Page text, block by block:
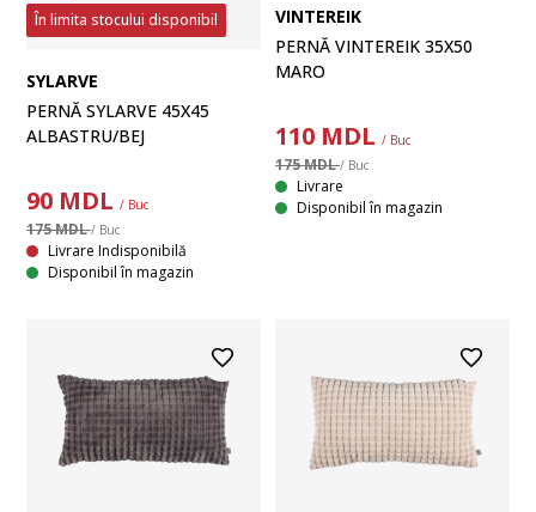
În limita stocului disponibil
SYLARVE
PERNĂ SYLARVE 45X45
ALBASTRU/BEJ
90 MDL / Buc
175 MDL/ Buc
Livrare Indisponibilă
Disponibil în magazin
VINTEREIK
PERNĂ VINTEREIK 35X50
MARO
110 MDL / Buc
175 MDL/ Buc
Livrare
Disponibil în magazin